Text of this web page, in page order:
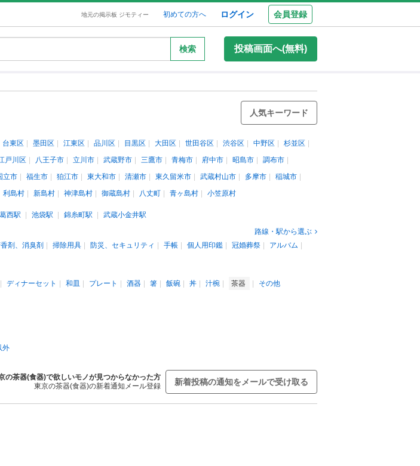
地元の掲示板 ジモティー 初めての方へ ログイン 会員登録
検索 投稿画面へ(無料)
人気キーワード
台東区 墨田区 江東区 品川区 目黒区 大田区 世田谷区 渋谷区 中野区
杉並区
戸川区 八王子市 立川市 武蔵野市 三鷹市 青梅市 府中市 昭島市
調布市
立市 福生市 狛江市 東大和市 清瀬市 東久留米市 武蔵村山市 多摩市
稲城市
利島村 新島村 神津島村 御蔵島村 八丈町 青ヶ島村 小笠原村
葛西駅 池袋駅 錦糸町駅
武蔵小金井駅
路線・駅から選ぶ
剤、消臭剤 掃除用具 防災、セキュリティ 手帳 個人用印鑑 冠婚葬祭
アルバム
ディナーセット 和皿 プレート 酒器 箸 飯碗 丼 汁椀 茶器 その他
外
の茶器(食器)で欲しいモノが見つからなかった方
東京の茶器(食器)の新着通知メール登録
新着投稿の通知をメールで受け取る